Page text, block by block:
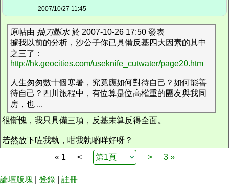
2007/10/27 11:45
原帖由 抽刀斷水於 2007-10-26 17:50 發表
據我以前的分析，沙公子你已具備反基四大因素的其中
之三了：
http://hk.geocities.com/useknife_cutwater/page20.htm
人生匆匆數十個寒暑，究竟應如何對待自己？如何能善
待自己？四川旅程中，有位算是位高權重的團友與我同
房，也 ...
很慚愧，我只具備三項，反基未算反得全面。
若然放下咗我執，咁我執啲咩好呀？
« 1
< > 3 »
論壇版塊 登錄 註冊